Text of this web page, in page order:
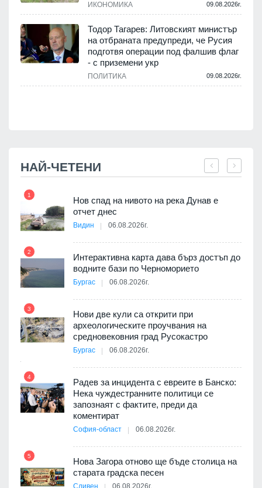
ИКОНОМИКА 09.08.2026г.
Тодор Тагарев: Литовският министър
на отбраната предупреди, че Русия
подготвя операции под фалшив флаг
- с приземени укр
ПОЛИТИКА 09.08.2026г.
НАЙ-ЧЕТЕНИ
1
Нов спад на нивото на река Дунав е
отчет днес
Видин 06.08.2026г.
2
Интерактивна карта дава бърз достъп до
водните бази по Черноморието
Бургас 06.08.2026г.
3
Нови две кули са открити при
археологическите проучвания на
средновековния град Русокастро
Бургас 06.08.2026г.
4
Радев за инцидента с евреите в Банско:
Нека чуждестранните политици се
запознаят с фактите, преди да
коментират
София-област 06.08.2026г.
5
Нова Загора отново ще бъде столица на
старата градска песен